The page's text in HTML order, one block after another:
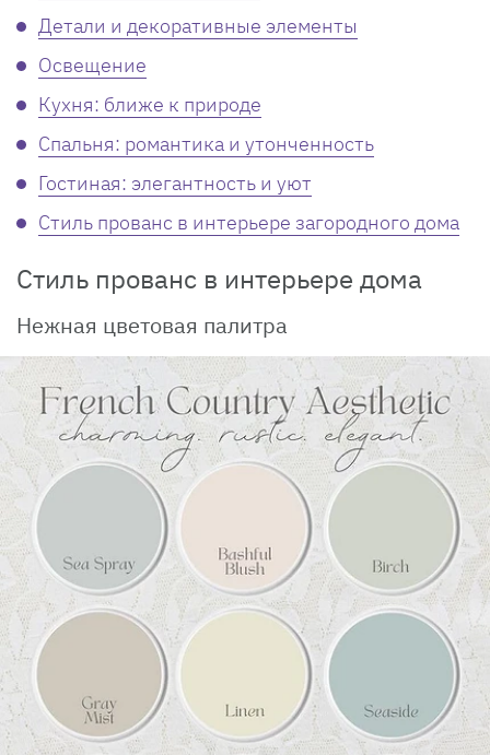
Детали и декоративные элементы
Освещение
Кухня: ближе к природе
Спальня: романтика и утонченность
Гостиная: элегантность и уют
Стиль прованс в интерьере загородного дома
Стиль прованс в интерьере дома
Нежная цветовая палитра